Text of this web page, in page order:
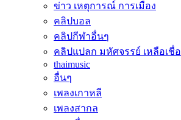
ข่าว เหตุการณ์ การเมือง
คลิปบอล
คลิปกีฬาอื่นๆ
คลิปแปลก มหัศจรรย์ เหลือเชื่อ
thaimusic
อื่นๆ
เพลงเกาหลี
เพลงสากล